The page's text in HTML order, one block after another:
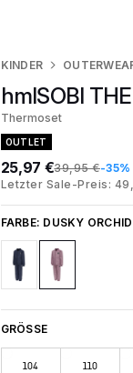
KINDER
hmlSOBI
Thermoset
OUTLET
25,97 €39,95 €-35%
Letzter Sale-Preis:
FARBE: DUSKY ORCHID
GRÖSSE
104 110